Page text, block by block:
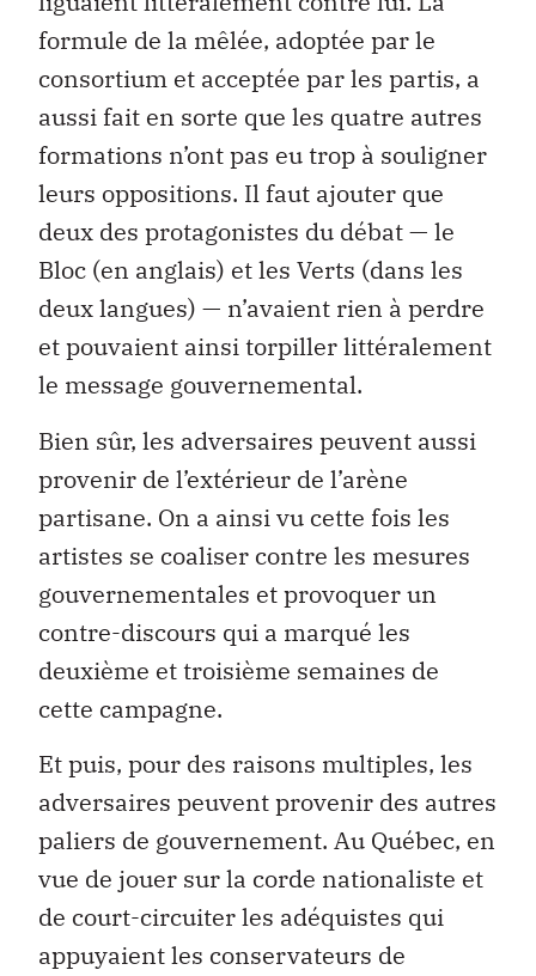
formule de la mêlée, adoptée par le
consortium et acceptée par les partis, a
aussi fait en sorte que les quatre autres
formations n’ont pas eu trop à souligner
leurs oppositions. Il faut ajouter que
deux des protagonistes du débat — le
Bloc (en anglais) et les Verts (dans les
deux langues) — n’avaient rien à perdre
et pouvaient ainsi torpiller littéralement
le message gouvernemental.
Bien sûr, les adversaires peuvent aussi
provenir de l’extérieur de l’arène
partisane. On a ainsi vu cette fois les
artistes se coaliser contre les mesures
gouvernementales et provoquer un
contre-discours qui a marqué les
deuxième et troisième semaines de
cette campagne.
Et puis, pour des raisons multiples, les
adversaires peuvent provenir des autres
paliers de gouvernement. Au Québec, en
vue de jouer sur la corde nationaliste et
de court-circuiter les adéquistes qui
appuyaient les conservateurs de